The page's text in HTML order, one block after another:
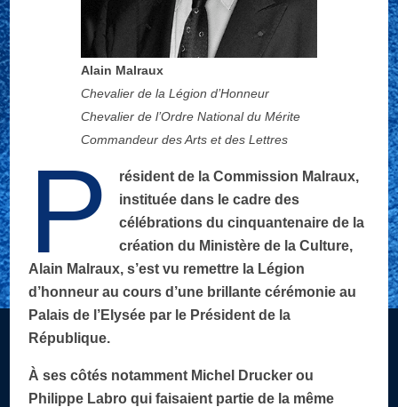
Alain Malraux
Chevalier de la Légion d’Honneur
Chevalier de l’Ordre National du Mérite
Commandeur des Arts et des Lettres
P
résident de la Commission Malraux,
instituée dans le cadre des
célébrations du cinquantenaire de la
création du Ministère de la Culture,
Alain Malraux, s’est vu remettre la Légion
d’honneur au cours d’une brillante cérémonie au
Palais de l’Elysée par le Président de la
République.
À ses côtés notamment Michel Drucker ou
Philippe Labro qui faisaient partie de la même